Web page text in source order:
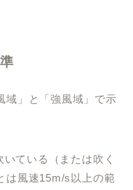
域」と「強風域」で示
ている（または吹く
は風速15m/s以上の範